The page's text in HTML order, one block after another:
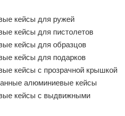
кейсы для ружей
кейсы для пистолетов
кейсы для образцов
кейсы для подарков
кейсы с прозрачной крышкой
алюминиевые кейсы
кейсы с выдвижными